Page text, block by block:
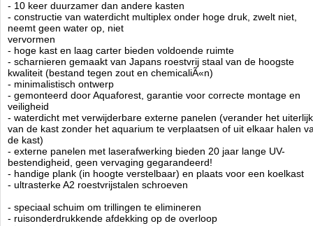
Manufactured by:Aquaforest
Model:AF-790-C
Product ID:
4.4103 3798.99
16 Pre-OrderNew
- 10 keer duurzamer dan andere kasten
- constructie van waterdicht multiplex onder hoge druk, zwelt niet,
neemt geen water op, niet
vervormen
- hoge kast en laag carter bieden voldoende ruimte
- scharnieren gemaakt van Japans roestvrij staal van de hoogste
kwaliteit (bestand tegen zout en chemicaliÃ«n)
- minimalistisch ontwerp
- gemonteerd door Aquaforest, garantie voor correcte montage en
veiligheid
- waterdicht met verwijderbare externe panelen (verander het uiterlijk
van de kast zonder het aquarium te verplaatsen of uit elkaar halen
de kast)
- externe panelen met laserafwerking bieden 20 jaar lange UV-
bestendigheid, geen vervaging gegarandeerd!
- handige plank (in hoogte verstelbaar) en plaats voor een koelkast
- ultrasterke A2 roestvrijstalen schroeven
- speciaal schuim om trillingen te elimineren
- ruisonderdrukkende afdekking op de overloop